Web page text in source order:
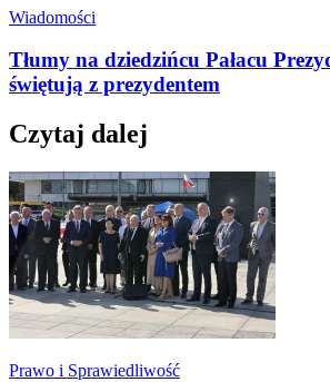
Wiadomości
Tłumy na dziedzińcu Pałacu
świętują z prezydentem
Czytaj dalej
Prawo i Sprawiedliwość